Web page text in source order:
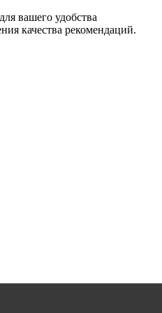
вашего удобства
качества рекомендаций.